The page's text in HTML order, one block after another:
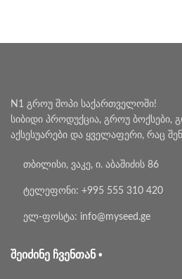
N1 გროუ შოპი საქართველოში!
სიბიდი პროდუქცია, გროუ ბოქსები,
აქსესუარები და ყველაფერი, რაც
თბილისი, ვაკე, ი. აბაშიძის 86
ტელეფონი: +995 555 310 420
ელ-ფოსტა: info@myseed.ge
ᲨᲔᲘᲫᲘᲜᲔ ᲩᲕᲔᲜᲗᲐᲜ •